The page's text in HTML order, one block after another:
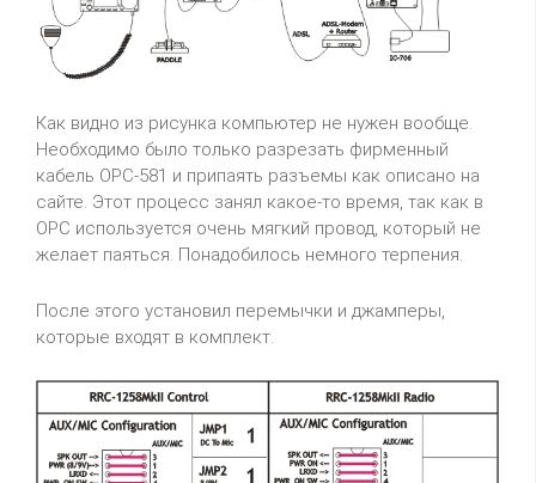
Как видно из рисунка компьютер не нужен вообще.
Необходимо было только разрезать фирменный
кабель OPC-581 и припаять разъемы как описано на
сайте. Этот процесс занял какое-то время, так как в
OPC используется очень мягкий провод, который не
желает паяться. Понадобилось немного терпения.
После этого установил перемычки и джамперы,
которые входят в комплект.